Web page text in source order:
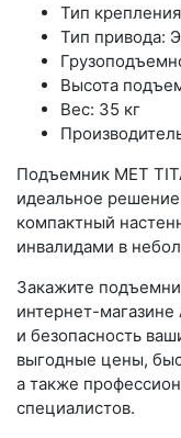
Тип
Тип привода:
Высота
Вес: 35 кг
Подъемник MET
идеальное
компактный
инвалидами в
Закажите
интернет-
и безопасность
выгодные цены,
а также
специалистов.